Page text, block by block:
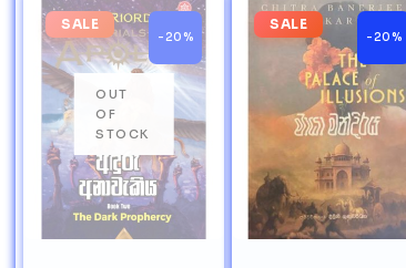
SALE
-20%
SALE
-20%